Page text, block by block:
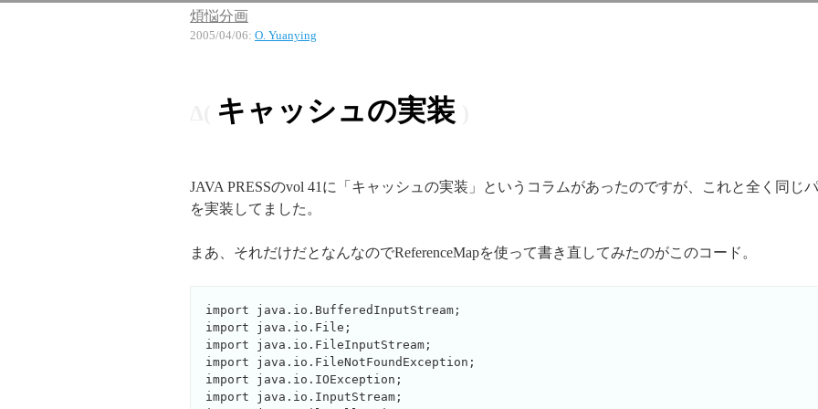
煩悩分画
2005/04/06: O. Yuanying
キャッシュの実装
JAVA PRESSのvol 41に「キャッシュの実装」というコラムがあったのですが、これと全く同じ
を実装してました。
まあ、それだけだとなんなのでReferenceMapを使って書き直してみたのがこのコード。
import java.io.BufferedInputStream;
import java.io.File;
import java.io.FileInputStream;
import java.io.FileNotFoundException;
import java.io.IOException;
import java.io.InputStream;